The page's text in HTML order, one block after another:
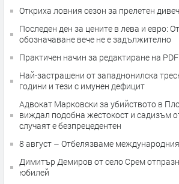
Откриха ловния сезон за прелетен
Последен ден за цените в лева и евро:
обозначаване вече не е задължително
Практичен начин за редактиране на
Най-застрашени от западнонилска
години и тези с имунен дефицит
Адвокат Марковски за убийството в
виждал подобна жестокост и садизъм
случаят е безпрецедентен
8 август – Отбелязваме
Димитър Демиров от село Срем
юбилей